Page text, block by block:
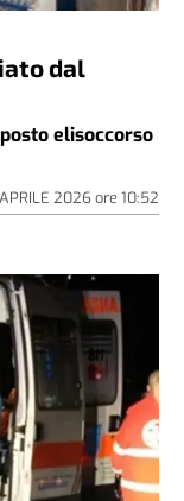
dal
elisoccorso
2026ore 10:52